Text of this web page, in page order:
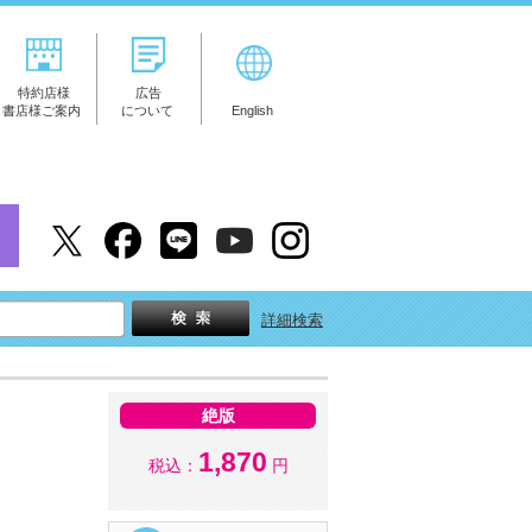
特約店様
書店様ご案内
広告
について
English
詳細検索
絶版
税込： 1,870 円